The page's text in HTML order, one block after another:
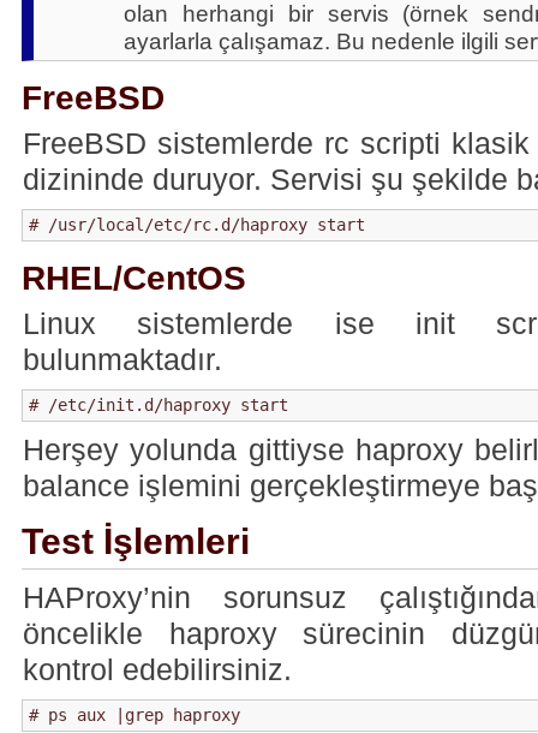
olan herhangi bir servis (örnek
ayarlarla çalışamaz. Bu nedenle ilgili
FreeBSD
FreeBSD sistemlerde rc scripti
dizininde duruyor. Servisi şu şekilde
# /usr/local/etc/rc.d/haproxy start
RHEL/CentOS
Linux sistemlerde ise init
bulunmaktadır.
# /etc/init.d/haproxy start
Herşey yolunda gittiyse haproxy
balance işlemini gerçekleştirmeye
Test İşlemleri
HAProxy’nin sorunsuz
öncelikle haproxy sürecinin düzgün
kontrol edebilirsiniz.
# ps aux |grep haproxy